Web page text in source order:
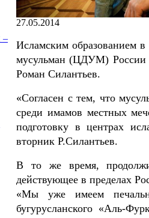
–
27.05.2014
Исламским образованием
мусульман (ЦДУМ) России
Роман Силантьев.
«Согласен с тем, что
среди имамов местных
подготовку в центрах
вторник Р.Силантьев.
В то же время,
действующее в пределах
«Мы уже имеем
бугурусланского «Аль-